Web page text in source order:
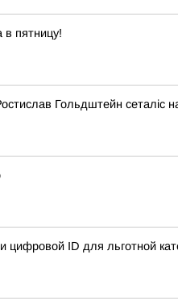
в пятницу!
Гольдштейн сеталіс
ID для льготной